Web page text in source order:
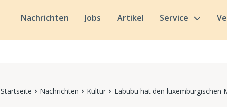
Nachrichten Jobs Artikel Service
Startseite Nachrichten Kultur Labubu hat den luxemburgischen